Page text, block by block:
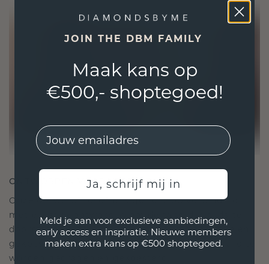
ONTWORPEN VOOR VERBINDING
Onze ontwerpfilosofie is gericht op verbinding,
met elk stuk ontworpen om de tand des tijds te
doorstaan. Het wordt jouw symbool van liefde en
gekoesterde momenten, bedoeld om voor altijd te
worden gedragen en gekoesterd.
JOIN THE DBM FAMILY
Maak kans op
€500,- shoptegoed!
EMail
Ja, schrijf mij in
Meld je aan voor exclusieve aanbiedingen,
early access en inspiratie. Nieuwe members
maken extra kans op €500 shoptegoed.